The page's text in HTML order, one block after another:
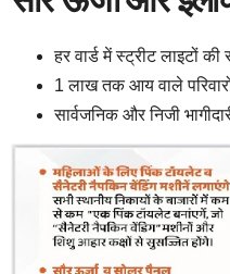
हर वार्ड में स्ट्रीट लाइटों की
1 लाख तक आय वाले
सार्वजनिक और निजी